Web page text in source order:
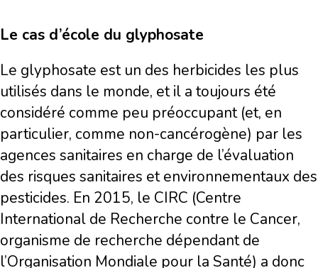
Le cas d’école du glyphosate
Le glyphosate est un des herbicides les plus
utilisés dans le monde, et il a toujours été
considéré comme peu préoccupant (et, en
particulier, comme non-cancérogène) par les
agences sanitaires en charge de l’évaluation
des risques sanitaires et environnementaux des
pesticides. En 2015, le CIRC (Centre
International de Recherche contre le Cancer,
organisme de recherche dépendant de
l’Organisation Mondiale pour la Santé) a donc